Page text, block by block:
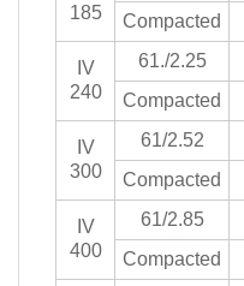
185
Compacted
IV
240
61./2.25
Compacted
IV
300
61/2.52
Compacted
IV
400
61/2.85
Compacted